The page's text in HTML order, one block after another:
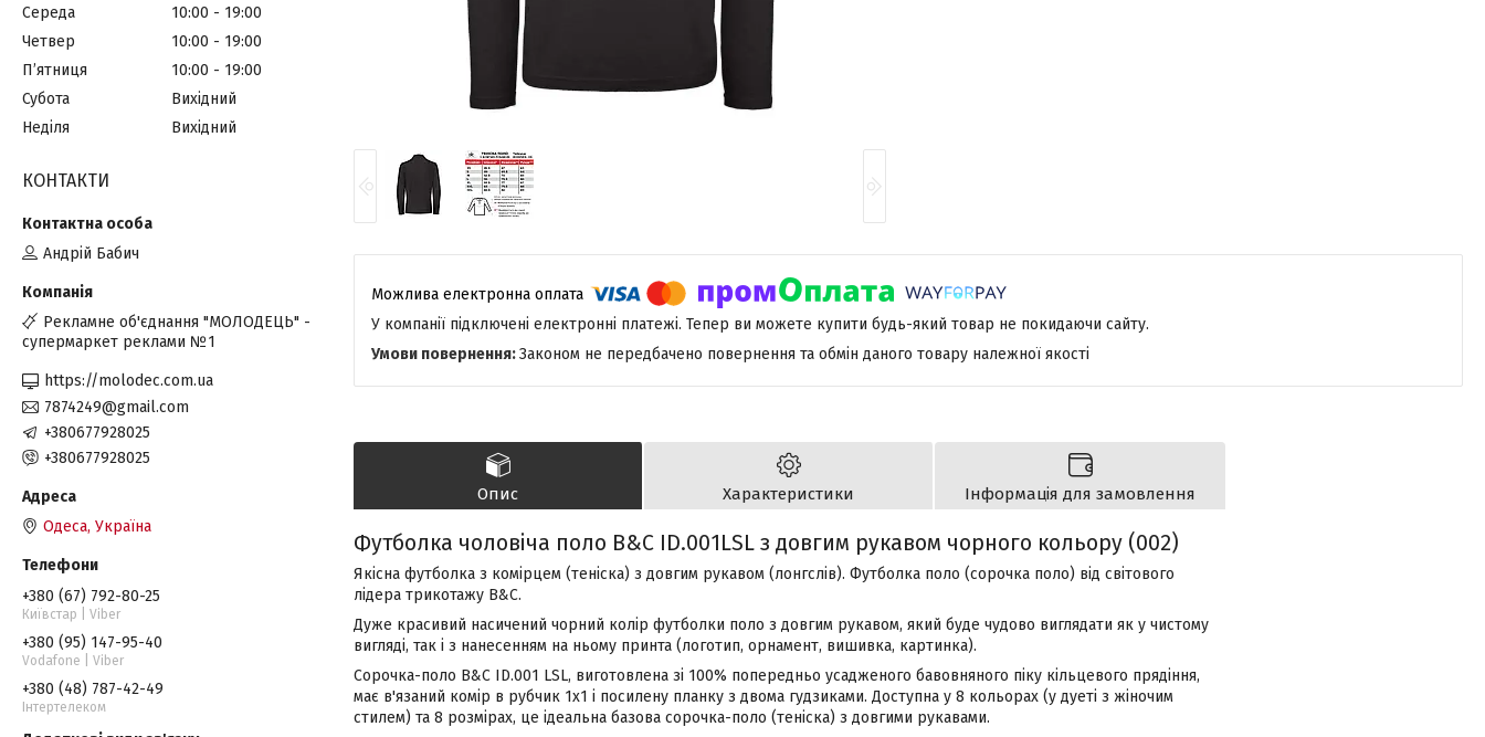
У компанії підключені електронні платежі. Тепер ви можете купити будь-який товар не покидаючи сайту.
Законом не передбачено повернення та обмін даного товару належної якості
Опис Характеристики Інформація для замовлення
Футболка чоловіча поло B&C ID.001LSL з довгим рукавом чорного кольору (002)
Якісна футболка з комірцем (теніска) з довгим рукавом (лонгслів). Футболка поло (сорочка поло) від світового
лідера трикотажу B&C.
Дуже красивий насичений чорний колір футболки поло з довгим рукавом, який буде чудово виглядати як у чистому
вигляді, так і з нанесенням на ньому принта (логотип, орнамент, вишивка, картинка).
Сорочка-поло B&C ID.001 LSL, виготовлена зі 100% попередньо усадженого бавовняного піку кільцевого прядіння,
має в'язаний комір в рубчик 1x1 і посилену планку з двома гудзиками. Доступна у 8 кольорах (у дуеті з жіночим
стилем) та 8 розмірах, це ідеальна базова сорочка-поло (теніска) з довгими рукавами.
Середа
10:00
19:00
Четвер
10:00
19:00
Пʼятниця
10:00
19:00
Субота
Вихідний
Неділя
Вихідний
КОНТАКТИ
Андрій Бабич
Рекламне об'єднання "МОЛОДЕЦЬ" -
супермаркет реклами №1
https://molodec.com.ua
7874249@gmail.com
+380677928025
+380677928025
Одеса, Україна
+380 (67) 792-80-25
Київстар | Viber
+380 (95) 147-95-40
Vodafone | Viber
+380 (48) 787-42-49
Інтертелеком